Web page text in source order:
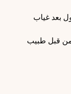
بعد غياب
من قبل طبيب